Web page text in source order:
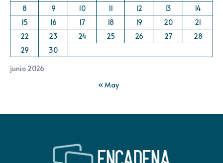
junio 2026
8
9 10 11 12 13
14
15
16 17 18 19 20
21
22
23 24 25 26 27
28
29
30
« May